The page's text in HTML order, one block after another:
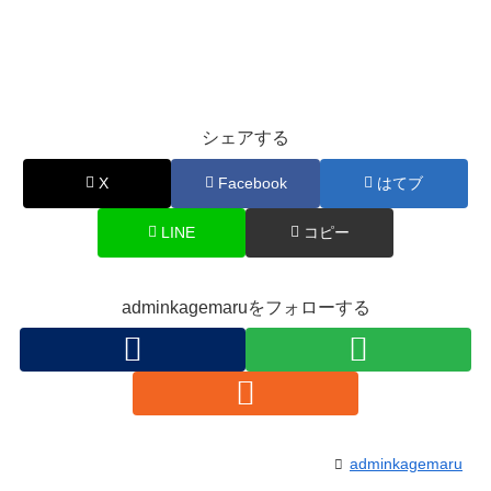
シェアする
X Facebook はてブ
LINE コピー
adminkagemaruをフォローする
adminkagemaru